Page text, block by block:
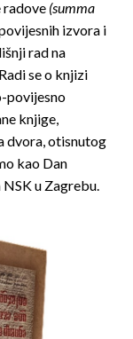
radove (summa
izvora i
rad na
se o knjizi
povijesno
knjige,
dvora, otisnutog
kao Dan
u Zagrebu.